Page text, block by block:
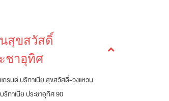
สุขสวัสดิ์
ชาอุทิศ
แกรนด์ บริทาเนีย สุขสวัสดิ์-วงแหวน
บริทาเนีย ประชาอุทิศ 90